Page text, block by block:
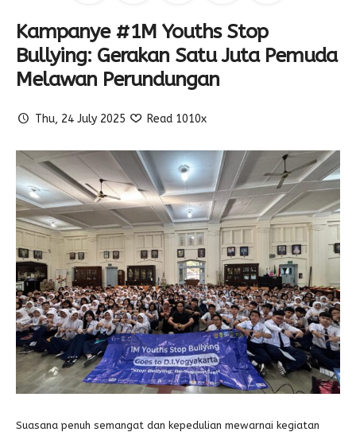
Seragam
Kolom Siswa
Padmanaba Smart Service
Majalah Digital
Padstory
Antologi Puisi 1
Antologi Puisi 2
Antologi Puisi 3
Antologi Puisi 4
Antologi Cerpen B.Inggris
Eskul
Kegiatan Kemitraan
Video
Download
Hubungi Kami
Majalah Progresif
Event Padmanaba
Penbes 2026
PPDB
Alumni
Kampanye #1M Youths Stop
Bullying: Gerakan Satu Juta Pemuda
Melawan Perundungan
Thu, 24 July 2025 Read 1010x
Suasana penuh semangat dan kepedulian mewarnai kegiatan